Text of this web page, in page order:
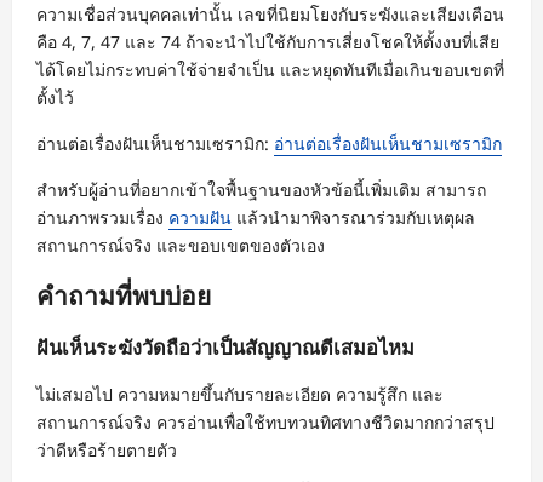
ความเชื่อส่วนบุคคลเท่านั้น เลขที่นิยมโยงกับระฆังและเสียงเตือน
คือ 4, 7, 47 และ 74 ถ้าจะนำไปใช้กับการเสี่ยงโชคให้ตั้งงบที่เสีย
ได้โดยไม่กระทบค่าใช้จ่ายจำเป็น และหยุดทันทีเมื่อเกินขอบเขตที่
ตั้งไว้
อ่านต่อเรื่องฝันเห็นชามเซรามิก: อ่านต่อเรื่องฝันเห็นชามเซรามิก
สำหรับผู้อ่านที่อยากเข้าใจพื้นฐานของหัวข้อนี้เพิ่มเติม สามารถ
อ่านภาพรวมเรื่อง ความฝัน แล้วนำมาพิจารณาร่วมกับเหตุผล
สถานการณ์จริง และขอบเขตของตัวเอง
คำถามที่พบบ่อย
ฝันเห็นระฆังวัดถือว่าเป็นสัญญาณดีเสมอไหม
ไม่เสมอไป ความหมายขึ้นกับรายละเอียด ความรู้สึก และ
สถานการณ์จริง ควรอ่านเพื่อใช้ทบทวนทิศทางชีวิตมากกว่าสรุป
ว่าดีหรือร้ายตายตัว